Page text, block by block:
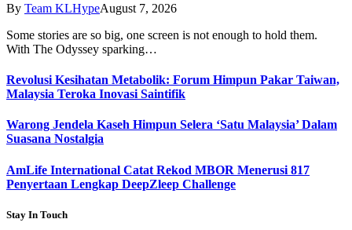
By Team KLHypeAugust 7, 2026
Some stories are so big, one screen is not enough to hold them.
With The Odyssey sparking…
Revolusi Kesihatan Metabolik: Forum Himpun Pakar Taiwan,
Malaysia Teroka Inovasi Saintifik
Warong Jendela Kaseh Himpun Selera ‘Satu Malaysia’ Dalam
Suasana Nostalgia
AmLife International Catat Rekod MBOR Menerusi 817
Penyertaan Lengkap DeepZleep Challenge
Stay In Touch